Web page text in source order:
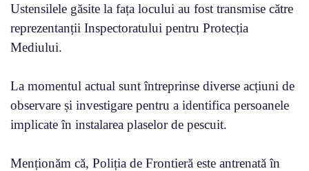
Ustensilele găsite la fața locului au fost transmise către
reprezentanții Inspectoratului pentru Protecția
Mediului.
La momentul actual sunt întreprinse diverse acțiuni de
observare și investigare pentru a identifica persoanele
implicate în instalarea plaselor de pescuit.
Menționăm că, Poliția de Frontieră este antrenată în